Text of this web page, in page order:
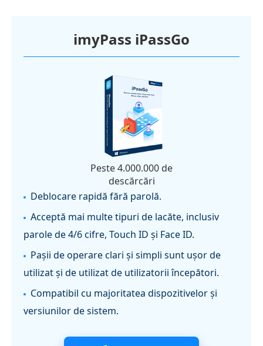
imyPass iPassGo
Peste 4.000.000 de
descărcări
Deblocare rapidă fără parolă.
Acceptă mai multe tipuri de lacăte, inclusiv
parole de 4/6 cifre, Touch ID și Face ID.
Pașii de operare clari și simpli sunt ușor de
utilizat și de utilizat de utilizatorii începători.
Compatibil cu majoritatea dispozitivelor și
versiunilor de sistem.